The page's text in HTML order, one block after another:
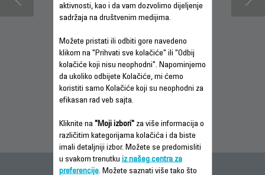
INFORMACIJE O
GARANCIJI
PREUZMI
UPUTSTVO ZA
UPOTREBU
GARANCIJI
aktivnosti, kao i da vam dozvolimo dijeljenje
sadržaja na društvenim medijima.
Možete pristati ili odbiti gore navedeno
klikom na "Prihvati sve kolačiće" ili "Odbij
kolačiće koji nisu neophodni". Napominjemo
da ukoliko odbijete Kolačiće, mi ćemo
koristiti samo Kolačiće koji su neophodni za
efikasan rad veb sajta.
Kliknite na "Moji izbori"za više informacija o
različitim kategorijama kolačića i da biste
imali detaljniji izbor. Možete se predomisliti
u svakom trenutku iz našeg centra za
preferencije. Možete saznati više tako što